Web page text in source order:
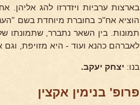
בארצות ערביות ויזדרזו להג
הוציא אח"כ בחוברת מיוחדת בשם
תמונות. בין השאר נתברר, שתמונתו
לאברהם כהנא ועוד - היא מזויפת, וגם
בנו: יצחק יעקב.
פרופ' בנימין אקצין